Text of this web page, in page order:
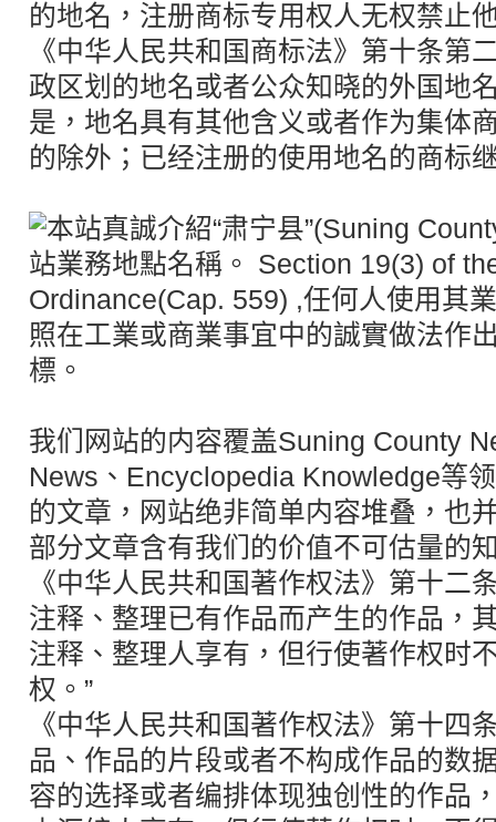
的地名，注册商标专用权人无权禁止
《中华人民共和国商标法》第十条第
政区划的地名或者公众知晓的外国地
是，地名具有其他含义或者作为集体
的除外；已经注册的使用地名的商标
我们网站的内容覆盖Suning County
News、Encyclopedia Knowledge等
的文章，网站绝非简单内容堆叠，也
部分文章含有我们的价值不可估量的
《中华人民共和国著作权法》第十二
注释、整理已有作品而产生的作品，
注释、整理人享有，但行使著作权时
权。”
《中华人民共和国著作权法》第十四
品、作品的片段或者不构成作品的数
容的选择或者编排体现独创性的作品